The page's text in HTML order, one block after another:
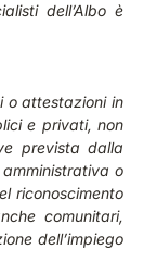
dell’Albo è
o attestazioni in
e privati, non
prevista dalla
o
riconoscimento
comunitari,
dell’impiego